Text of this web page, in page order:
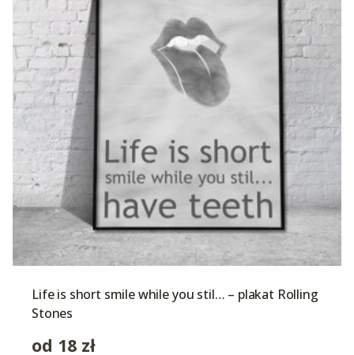
Life is short smile while you stil… – plakat Rolling
Stones
od 18 zł